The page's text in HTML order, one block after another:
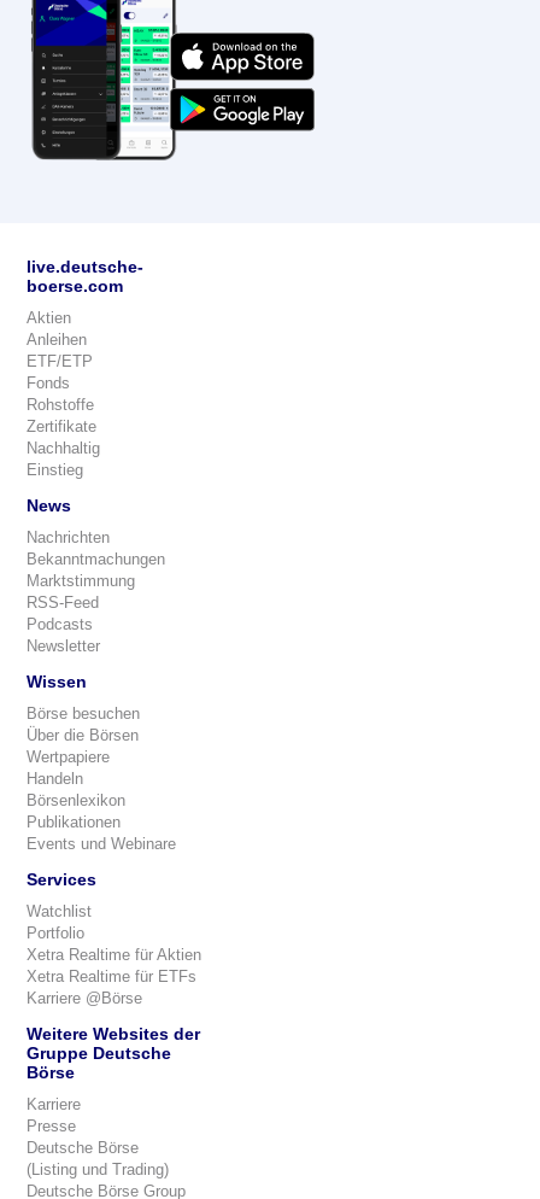
live.deutsche-
boerse.com
Aktien
Anleihen
ETF/ETP
Fonds
Rohstoffe
Zertifikate
Nachhaltig
Einstieg
News
Nachrichten
Bekanntmachungen
Marktstimmung
RSS-Feed
Podcasts
Newsletter
Wissen
Börse besuchen
Über die Börsen
Wertpapiere
Handeln
Börsenlexikon
Publikationen
Events und Webinare
Services
Watchlist
Portfolio
Xetra Realtime für Aktien
Xetra Realtime für ETFs
Karriere @Börse
Weitere Websites der
Gruppe Deutsche
Börse
Karriere
Presse
Deutsche Börse
(Listing und Trading)
Deutsche Börse Group